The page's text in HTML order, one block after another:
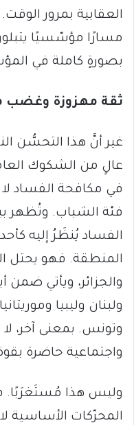
العقابية بمرور
مسارًا مؤسّسيًا
بصورةٍ كاملة في
ثقة مهزوزة وغضب
غير أنَّ هذا التحسُّن
عالٍ من الشكوك
في مكافحة الفساد لا
فئة الشباب. وتُظهر
الفساد يُنظَرُ إليه
المنطقة. فهو يحتل
والجزائر، ويأتي ضمن
ولبنان وليبيا
وتونس. بمعنى آخر،
واجتماعية حاضرة
وليس هذا مُستَغرَبًا.
المحرّكات الأساسية